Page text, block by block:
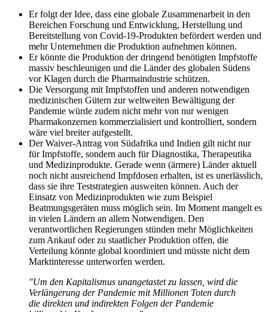
Er folgt der Idee, dass eine globale Zusammenarbeit in den
Bereichen Forschung und Entwicklung, Herstellung und
Bereitstellung von Covid-19-Produkten befördert werden und
mehr Unternehmen die Produktion aufnehmen können.
Er könnte die Produktion der dringend benötigten Impfstoffe
massiv beschleunigen und die Länder des globalen Südens
vor Klagen durch die Pharmaindustrie schützen.
Die Versorgung mit Impfstoffen und anderen notwendigen
medizinischen Gütern zur weltweiten Bewältigung der
Pandemie würde zudem nicht mehr von nur wenigen
Pharmakonzernen kommerzialisiert und kontrolliert, sondern
wäre viel breiter aufgestellt.
Der Waiver-Antrag von Südafrika und Indien gilt nicht nur
für Impfstoffe, sondern auch für Diagnostika, Therapeutika
und Medizinprodukte. Gerade wenn (ärmere) Länder aktuell
noch nicht ausreichend Impfdosen erhalten, ist es unerlässlich,
dass sie ihre Teststrategien ausweiten können. Auch der
Einsatz von Medizinprodukten wie zum Beispiel
Beatmungsgeräten muss möglich sein. Im Moment mangelt es
in vielen Ländern an allem Notwendigen. Den
verantwortlichen Regierungen stünden mehr Möglichkeiten
zum Ankauf oder zu staatlicher Produktion offen, die
Verteilung könnte global koordiniert und müsste nicht dem
Marktinteresse unterworfen werden.
"Um den Kapitalismus unangetastet zu lassen, wird die
Verlängerung der Pandemie mit Millionen Toten durch
die direkten und indirekten Folgen der Pandemie